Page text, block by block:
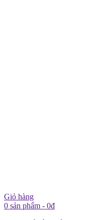
Giỏ hàng
0 sản phẩm - 0đ